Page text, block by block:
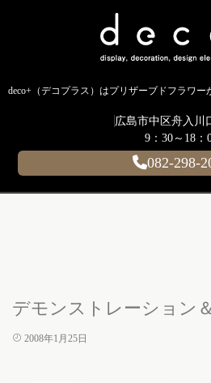
広島市中区舟入川
9：30～18：
082-298-
デモンストレーション
2008年1月25日